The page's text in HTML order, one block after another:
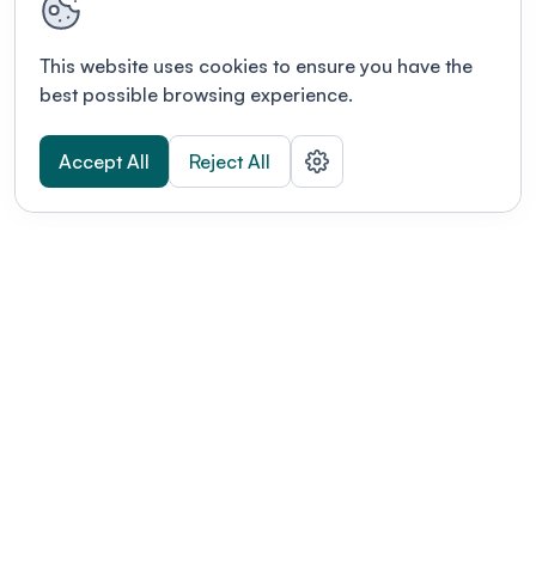
This website uses cookies to ensure you have the
best possible browsing experience.
Accept All Reject All